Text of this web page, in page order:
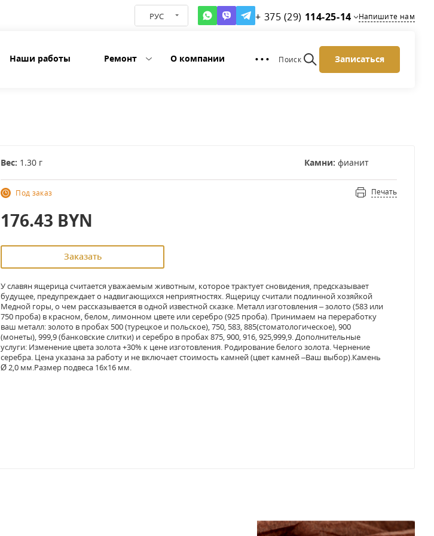
РУС + 375 (29) 114-25-14 Напишите нам
Наши работы Ремонт О компании • • • Поиск Записаться
Вес: 1.30 г Камни: фианит
Печать
Под заказ
176.43 BYN
Заказать
У славян ящерица считается уважаемым животным, которое трактует сновидения, предсказывает
будущее, предупреждает о надвигающихся неприятностях. Ящерицу считали подлинной хозяйкой
Медной горы, о чем рассказывается в одной известной сказке. Металл изготовления – золото (583 или
750 проба) в красном, белом, лимонном цвете или серебро (925 проба). Принимаем на переработку
ваш металл: золото в пробах 500 (турецкое и польское), 750, 583, 885(стоматологическое), 900
(монеты), 999,9 (банковские слитки) и серебро в пробах 875, 900, 916, 925,999,9. Дополнительные
услуги: Изменение цвета золота +30% к цене изготовления. Родирование белого золота. Чернение
серебра. Цена указана за работу и не включает стоимость камней (цвет камней –Ваш выбор).Камень
Ø 2,0 мм.Размер подвеса 16х16 мм.